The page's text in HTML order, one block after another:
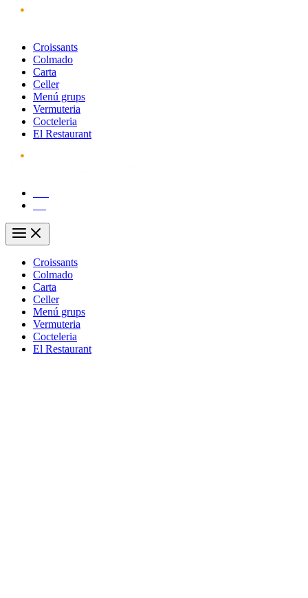
Vés
Croissants
Colmado
Carta
Celler
Menú grups
Vermuteria
Cocteleria
El Restaurant
Main
Menu
Croissants
Colmado
Carta
Celler
Menú grups
Vermuteria
Cocteleria
El Restaurant